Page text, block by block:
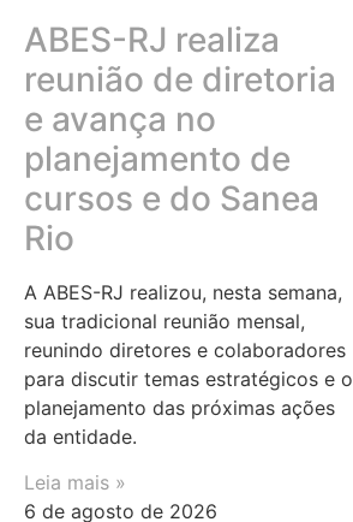
ABES-RJ realiza
reunião de diretoria
e avança no
planejamento de
cursos e do Sanea
Rio
A ABES-RJ realizou, nesta semana,
sua tradicional reunião mensal,
reunindo diretores e colaboradores
para discutir temas estratégicos e o
planejamento das próximas ações
da entidade.
Leia mais »
6 de agosto de 2026